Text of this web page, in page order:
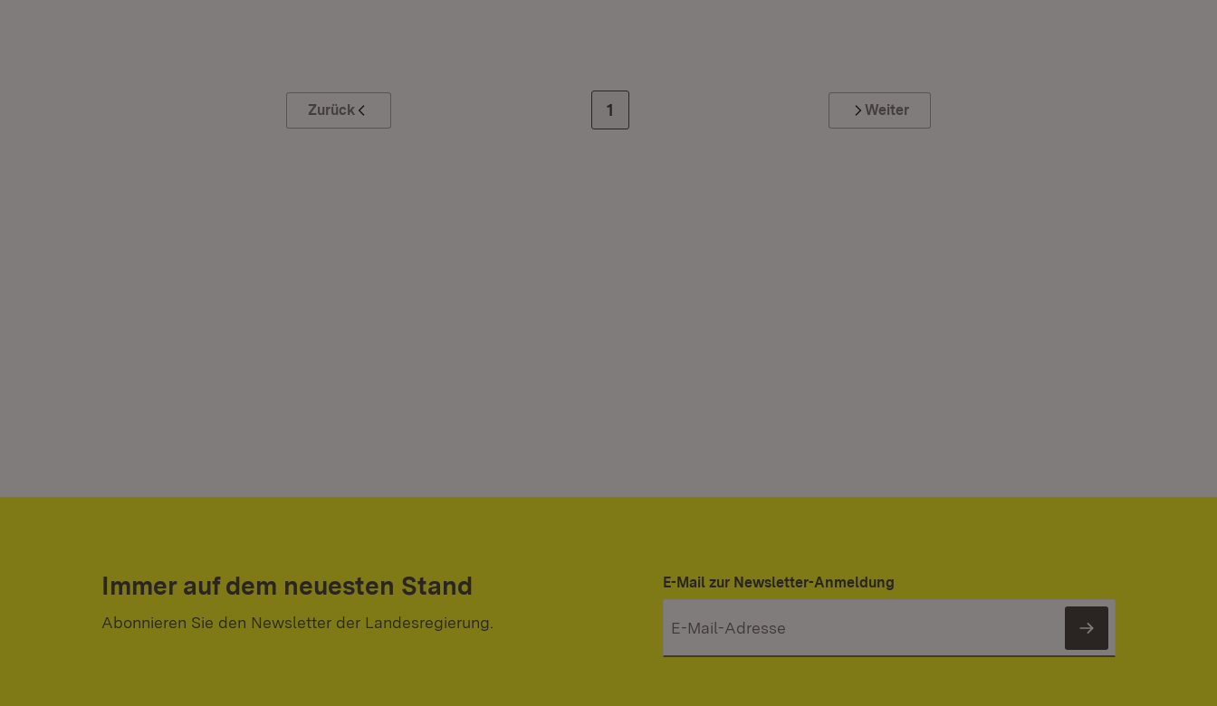
Zurück Zur letzten Seite
1 Weiter
Immer auf dem neuesten Stand
Abonnieren Sie den Newsletter der Landesregierung.
E-Mail zur Newsletter-Anmeldung
Newsletter